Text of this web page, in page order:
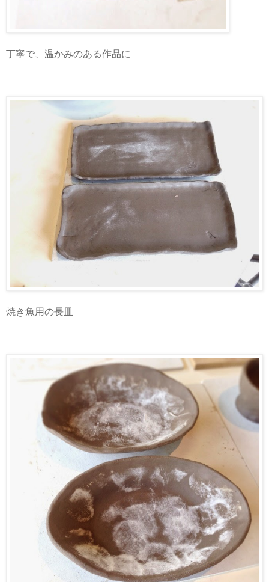
丁寧で、温かみのある作品に
焼き魚用の長皿